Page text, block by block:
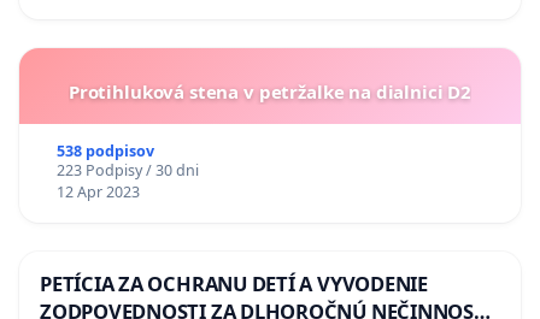
Protihluková stena v petržalke na dialnici D2
538 podpisov
223 Podpisy / 30 dni
12 Apr 2023
PETÍCIA ZA OCHRANU DETÍ A VYVODENIE
ZODPOVEDNOSTI ZA DLHOROČNÚ NEČINNOSŤ